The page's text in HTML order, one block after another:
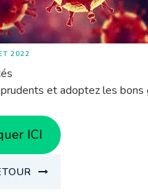
2022
et adoptez les bons
ICI